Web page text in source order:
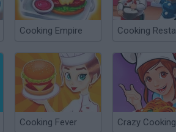
Cooking Empire
Cooking Fever Crazy Cooking